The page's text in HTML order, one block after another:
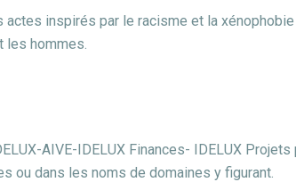
inspirés par le racisme et la xénophobie
les hommes.
AIVE-IDELUX Finances- IDELUX
ou dans les noms de domaines y figurant.